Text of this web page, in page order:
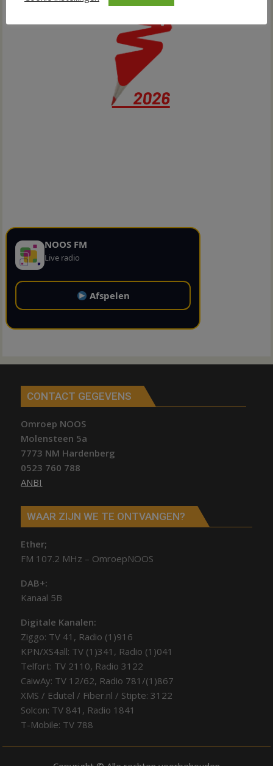
NOOS FM
Live radio
Afspelen
CONTACT GEGEVENS
Omroep NOOS
Molensteen 5a
7773 NM Hardenberg
0523 760 788
ANBI
WAAR ZIJN WE TE ONTVANGEN?
Ether;
FM 107.2 MHz – OmroepNOOS
DAB+:
Kanaal 5B
Digitale Kanalen:
Ziggo: TV 41, Radio (1)916
KPN/XS4all: TV (1)341, Radio (1)041
Telfort: TV 2110, Radio 3122
CaiwAy: TV 12/62, Radio 781/(1)867
XMS / Edutel / Fiber.nl / Stipte: 3122
Solcon: TV 841, Radio 1841
T-Mobile: TV 788